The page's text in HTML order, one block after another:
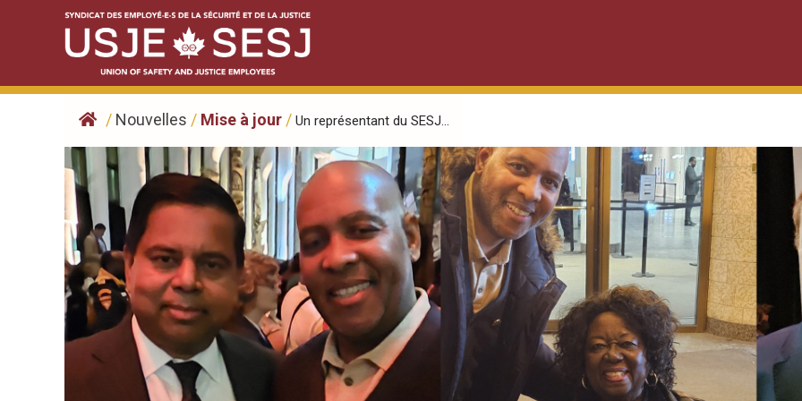
/ Nouvelles / Mise à jour / Un représentant du SESJ...